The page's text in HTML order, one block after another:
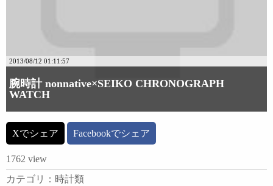
2013/08/12 01:11:57
腕時計 nonnative×SEIKO CHRONOGRAPH
WATCH
Xでシェア Facebookでシェア
1762 view
カテゴリ：時計類